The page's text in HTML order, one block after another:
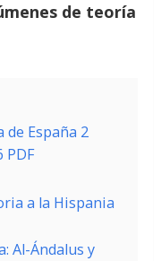
de teoría
España 2
PDF
a la Hispania
Al-Ándalus y